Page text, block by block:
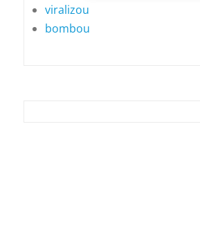
viralizou
bombou